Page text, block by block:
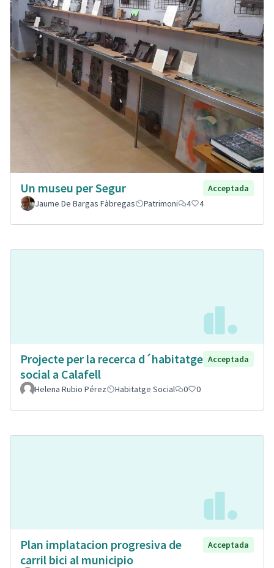
Un museu per Segur
Acceptada
Jaume De Bargas Fàbregas
Patrimoni 4 4
Projecte per la recerca d´habitatge
social a Calafell
Acceptada
Helena Rubio Pérez Habitatge Social 0 0
Plan implatacion progresiva de
carril bici al municipio
Acceptada